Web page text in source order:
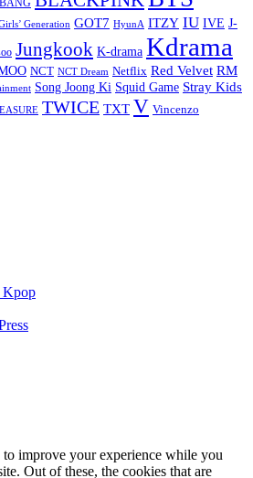
Generation GOT7 HyunA ITZY IU IVE J-
Jungkook K-drama Kdrama
NCT NCT Dream Netflix Red Velvet RM
Song Joong Ki Squid Game Stray Kids
TWICE TXT V Vincenzo
Kpop
to improve your experience while you
Out of these, the cookies that are